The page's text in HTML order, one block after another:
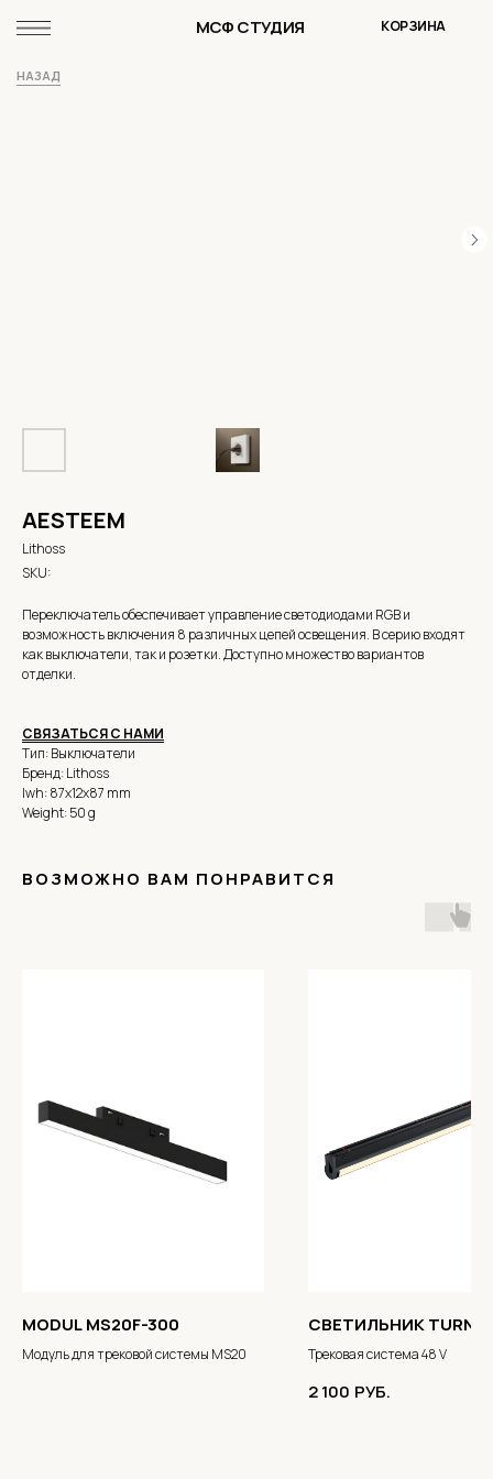
МСФ СТУДИЯ КОРЗИНА
НАЗАД
AESTEEM
Lithoss
SKU:
Переключатель обеспечивает управление светодиодами RGB и
возможность включения 8 различных цепей освещения. В серию входят
как выключатели, так и розетки. Доступно множество вариантов
отделки.
СВЯЗАТЬСЯ С НАМИ
Тип: Выключатели
Бренд: Lithoss
lwh: 87x12x87 mm
Weight: 50 g
ВОЗМОЖНО ВАМ ПОНРАВИТСЯ
MODUL MS20F-300
Модуль для трековой системы MS20
СВЕТИЛЬНИК
Трековая система 48 V
2 100 РУБ.